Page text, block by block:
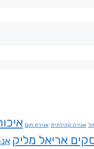
אגירה קהילתית אגירת חום
אריאל מליק